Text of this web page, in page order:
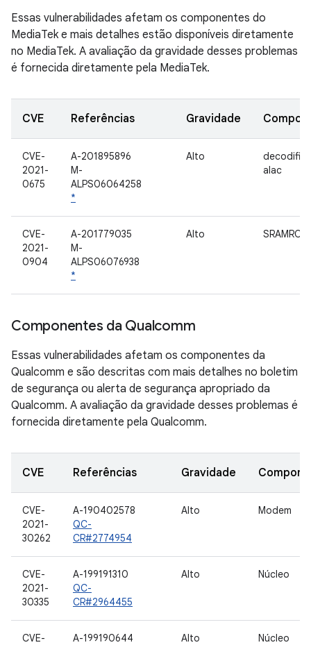
Essas vulnerabilidades afetam os componentes do
MediaTek e mais detalhes estão disponíveis diretamente
no MediaTek. A avaliação da gravidade desses problemas
é fornecida diretamente pela MediaTek.
CVE Referências Gravidade
CVE-
2021-
0675
A-201895896
M-
ALPS06064258
*
Alto
alac
CVE-
2021-
0904
A-201779035
M-
ALPS06076938
*
Alto SRAMROM
Componentes da Qualcomm
Essas vulnerabilidades afetam os componentes da
Qualcomm e são descritas com mais detalhes no boletim
de segurança ou alerta de segurança apropriado da
Qualcomm. A avaliação da gravidade desses problemas é
fornecida diretamente pela Qualcomm.
CVE Referências Gravidade
CVE-
2021-
30262
A-190402578
QC-
CR#2774954
Alto Modem
CVE-
2021-
30335
A-199191310
QC-
CR#2964455
Alto Núcleo
CVE-
A-199190644
Alto Núcleo